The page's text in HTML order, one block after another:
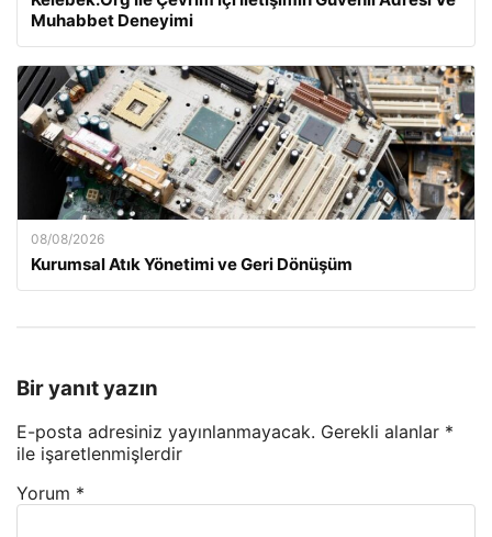
Muhabbet Deneyimi
08/08/2026
Kurumsal Atık Yönetimi ve Geri Dönüşüm
Bir yanıt yazın
E-posta adresiniz yayınlanmayacak. Gerekli alanlar *
ile işaretlenmişlerdir
Yorum *